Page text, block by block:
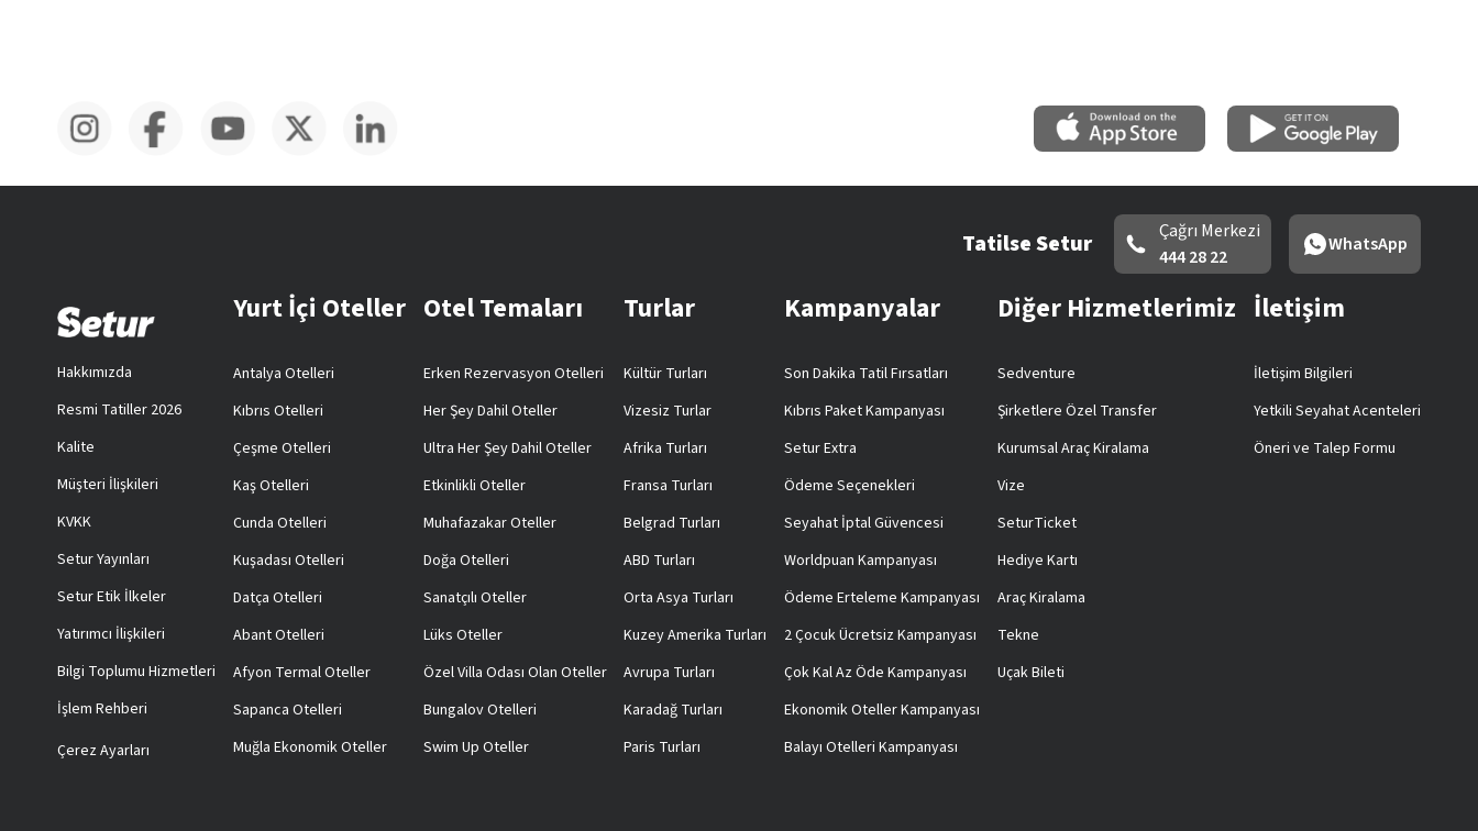
Tatilse Setur
Çağrı Merkezi
444 28 22
WhatsApp
Hakkımızda
Resmi Tatiller 2026
Kalite
Müşteri İlişkileri
KVKK
Setur Yayınları
Setur Etik İlkeler
Yatırımcı İlişkileri
Bilgi Toplumu Hizmetleri
İşlem Rehberi
Çerez Ayarları
Yurt İçi Oteller
Antalya Otelleri
Kıbrıs Otelleri
Çeşme Otelleri
Kaş Otelleri
Cunda Otelleri
Kuşadası Otelleri
Datça Otelleri
Abant Otelleri
Afyon Termal Oteller
Sapanca Otelleri
Muğla Ekonomik Oteller
Otel Temaları
Erken Rezervasyon Otelleri
Her Şey Dahil Oteller
Ultra Her Şey Dahil Oteller
Etkinlikli Oteller
Muhafazakar Oteller
Doğa Otelleri
Sanatçılı Oteller
Lüks Oteller
Özel Villa Odası Olan Oteller
Bungalov Otelleri
Swim Up Oteller
Turlar
Kültür Turları
Vizesiz Turlar
Afrika Turları
Fransa Turları
Belgrad Turları
ABD Turları
Orta Asya Turları
Kuzey Amerika Turları
Avrupa Turları
Karadağ Turları
Paris Turları
Kampanyalar
Son Dakika Tatil Fırsatları
Kıbrıs Paket Kampanyası
Setur Extra
Ödeme Seçenekleri
Seyahat İptal Güvencesi
Worldpuan Kampanyası
Ödeme Erteleme Kampanyası
2 Çocuk Ücretsiz Kampanyası
Çok Kal Az Öde Kampanyası
Ekonomik Oteller Kampanyası
Balayı Otelleri Kampanyası
Diğer Hizmetlerimiz
Sedventure
Şirketlere Özel Transfer
Kurumsal Araç Kiralama
Vize
SeturTicket
Hediye Kartı
Araç Kiralama
Tekne
Uçak Bileti
İletişim
İletişim Bilgileri
Yetkili Seyahat Acenteleri
Öneri ve Talep Formu